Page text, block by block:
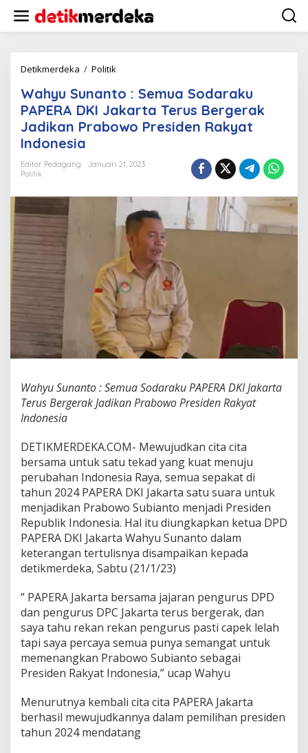
w
Detikmerdeka / Politik
h
y
u
S
a
S
m
u
a
S
o
d
a
r
a
P
A
R
A
D
K
I
a
k
a
r
t
e
r
u
s
B
e
r
e
r
a
k
Wahyu Sunanto : Semua Sodaraku
PAPERA DKI Jakarta Terus Bergerak
Jadikan Prabowo Presiden Rakyat
Indonesia
Editor Pedagang
Januari 21, 2023
Politik
Wahyu Sunanto : Semua Sodaraku PAPERA DKI Jakarta
Terus Bergerak Jadikan Prabowo Presiden Rakyat
Indonesia
DETIKMERDEKA.COM- Mewujudkan cita cita
bersama untuk satu tekad yang kuat menuju
perubahan Indonesia Raya, semua sepakat di
tahun 2024 PAPERA DKI Jakarta satu suara untuk
menjadikan Prabowo Subianto menjadi Presiden
Republik Indonesia. Hal itu diungkapkan ketua DPD
PAPERA DKI Jakarta Wahyu Sunanto dalam
keterangan tertulisnya disampaikan kepada
detikmerdeka, Sabtu (21/1/23)
” PAPERA Jakarta bersama jajaran pengurus DPD
dan pengurus DPC Jakarta terus bergerak, dan
saya tahu rekan rekan pengurus pasti capek lelah
tapi saya percaya semua punya semangat untuk
memenangkan Prabowo Subianto sebagai
Presiden Rakyat Indonesia,” ucap Wahyu
Menurutnya kembali cita cita PAPERA Jakarta
berhasil mewujudkannya dalam pemilihan presiden
tahun 2024 mendatang